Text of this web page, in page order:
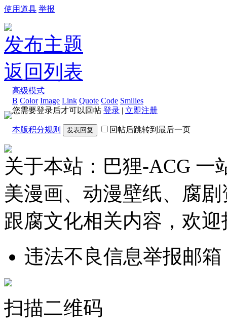
使用道具 举报
发布主题
返回列表
高级模式
B Color Image Link Quote Code Smilies
您需要登录后才可以回帖 登录 | 立即注册
本版积分规则 发表回复 回帖后跳转到最后一页
关于本站：巴狸-ACG 一
美漫画、动漫壁纸、腐
跟腐文化相关内容，欢迎
违法不良信息举报邮箱
扫描二维码